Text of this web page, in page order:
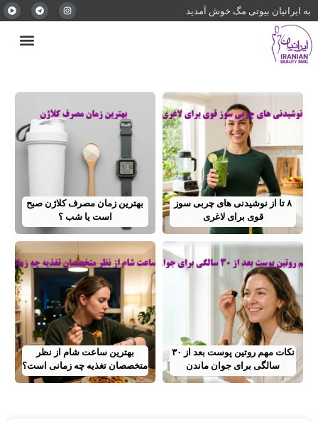
به ایرانیان بیوتی مگ خوش آمدید
۸ تا از نوشیدنی های چربی سوز
قوی برای لاغری
بهترین زمان مصرف کلاژن صبح
است یا شب ؟
نکات مهم روتین پوست بعد از ۳۰
سالگی برای جوان ماندن
بهترین ساعت شام از نظر
متخصصان تغذیه چه زمانی است؟